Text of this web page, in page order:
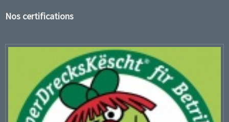
Nos certifications